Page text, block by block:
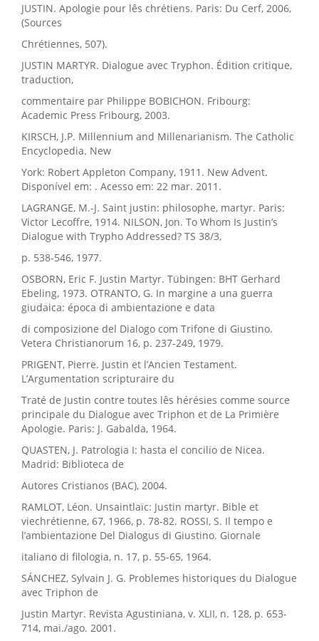
JUSTIN. Apologie pour lês chrétiens. Paris: Du Cerf, 2006,
(Sources
Chrétiennes, 507).
JUSTIN MARTYR. Dialogue avec Tryphon. Édition critique,
traduction,
commentaire par Philippe BOBICHON. Fribourg:
Academic Press Fribourg, 2003.
KIRSCH, J.P. Millennium and Millenarianism. The Catholic
Encyclopedia. New
York: Robert Appleton Company, 1911. New Advent.
Disponível em: . Acesso em: 22 mar. 2011.
LAGRANGE, M.-J. Saint justin: philosophe, martyr. Paris:
Victor Lecoffre, 1914. NILSON, Jon. To Whom Is Justin’s
Dialogue with Trypho Addressed? TS 38/3,
p. 538-546, 1977.
OSBORN, Eric F. Justin Martyr. Tübingen: BHT Gerhard
Ebeling, 1973. OTRANTO, G. In margine a una guerra
giudaica: época di ambientazione e data
di composizione del Dialogo com Trifone di Giustino.
Vetera Christianorum 16, p. 237-249, 1979.
PRIGENT, Pierre. Justin et l’Ancien Testament.
L’Argumentation scripturaire du
Traté de Justin contre toutes lês hérésies comme source
principale du Dialogue avec Triphon et de La Primière
Apologie. Paris: J. Gabalda, 1964.
QUASTEN, J. Patrologia I: hasta el concilio de Nicea.
Madrid: Biblioteca de
Autores Cristianos (BAC), 2004.
RAMLOT, Léon. Unsaintlaïc: Justin martyr. Bible et
viechrétienne, 67, 1966, p. 78-82. ROSSI, S. Il tempo e
l’ambientazione Del Dialogus di Giustino. Giornale
italiano di filologia, n. 17, p. 55-65, 1964.
SÁNCHEZ, Sylvain J. G. Problemes historiques du Dialogue
avec Triphon de
Justin Martyr. Revista Agustiniana, v. XLII, n. 128, p. 653-
714, mai./ago. 2001.